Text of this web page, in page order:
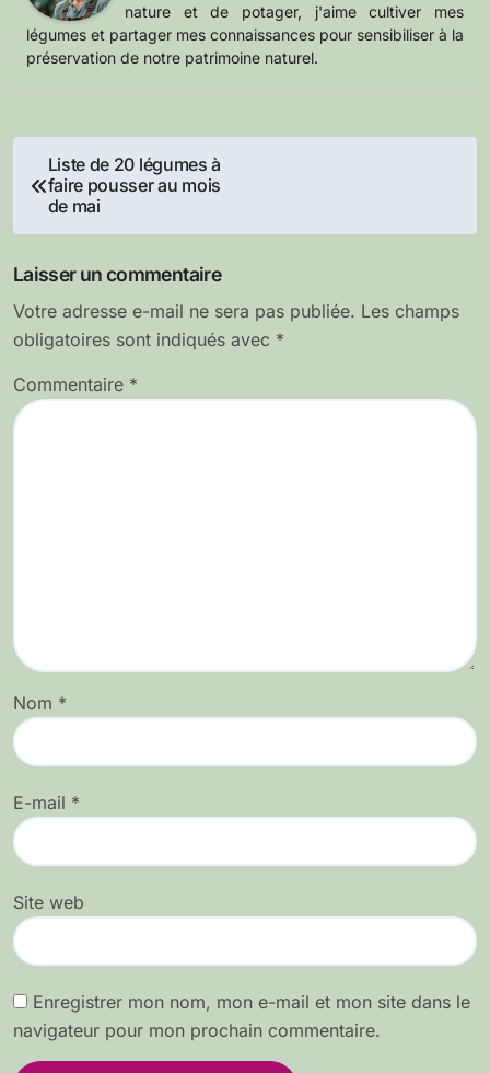
nature et de potager, j'aime cultiver mes
légumes et partager mes connaissances pour sensibiliser à la
préservation de notre patrimoine naturel.
Navigation
de
l’article
Liste de 20 légumes à
faire pousser au mois
de mai
Laisser un commentaire
Votre adresse e-mail ne sera pas publiée. Les champs
obligatoires sont indiqués avec *
Commentaire *
Nom *
E-mail *
Site web
Enregistrer mon nom, mon e-mail et mon site dans le
navigateur pour mon prochain commentaire.